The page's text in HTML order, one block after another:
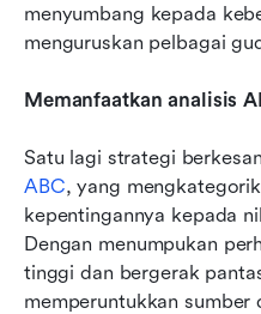
menyumbang kepada
menguruskan pelbagai
Memanfaatkan analisis
Satu lagi strategi
ABC, yang
kepentingannya kepada
Dengan menumpukan
tinggi dan bergerak
memperuntukkan sumber